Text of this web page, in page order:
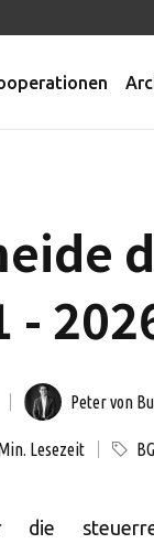
-
Peter von
Lesezeit
die